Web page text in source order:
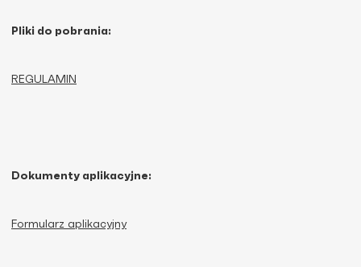
Pliki do pobrania:
REGULAMIN
Dokumenty aplikacyjne:
Formularz aplikacyjny